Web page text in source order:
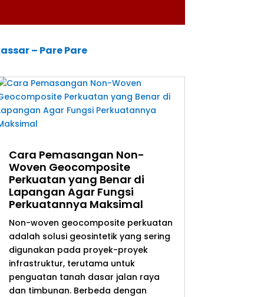
– Pare Pare
Cara Pemasangan Non-
Woven Geocomposite
Perkuatan yang Benar di
Lapangan Agar Fungsi
Perkuatannya Maksimal
Non-woven geocomposite perkuatan
adalah solusi geosintetik yang sering
digunakan pada proyek-proyek
infrastruktur, terutama untuk
penguatan tanah dasar jalan raya
dan timbunan. Berbeda dengan